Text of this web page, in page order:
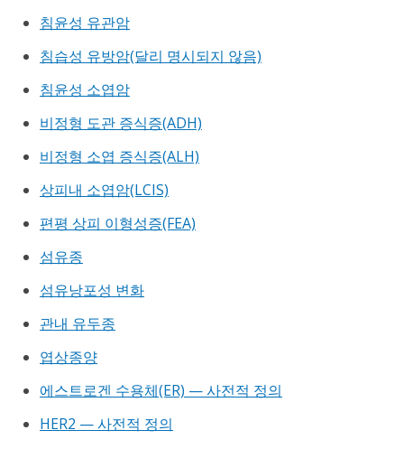
침윤성 유관암
침습성 유방암(달리 명시되지 않음)
침윤성 소엽암
비정형 도관 증식증(ADH)
비정형 소엽 증식증(ALH)
상피내 소엽암(LCIS)
편평 상피 이형성증(FEA)
섬유종
섬유낭포성 변화
관내 유두종
엽상종양
에스트로겐 수용체(ER) — 사전적 정의
HER2 — 사전적 정의